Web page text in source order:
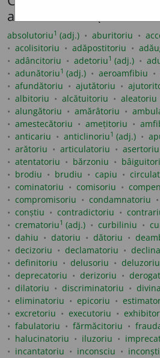
acestui model
absolutoriu1 (adj.) aburitoriu
acolisitoriu
adăpostitoriu
adâncitoriu
adetoriu1 (adj.)
adunătoriu1 (adj.) aeroamfibiu
afundătoriu
ajutătoriu
albitoriu
alcătuitoriu aleatoriu
alungătoriu
amărâtoriu
amestecătoriu
amețitoriu
anticariu
anticlinoriu1 (adj.)
arătoriu
articulatoriu asertoriu
atentatoriu
bărzoniu
brodiu
brudiu capiu
cominatoriu
comisoriu
compromisoriu
condamnatoriu
conștiu
contradictoriu
crematoriu1 (adj.) curbiliniu
dahiu
datoriu dătoriu
decizoriu
declamatoriu
definitoriu
delusoriu deluzoriu
deprecatoriu
derizoriu
dilatoriu
discriminatoriu
eliminatoriu
epicoriu
excretoriu
executoriu
fabulatoriu
fărmăcitoriu
halucinatoriu
iluzoriu
incantatoriu
inconsciu